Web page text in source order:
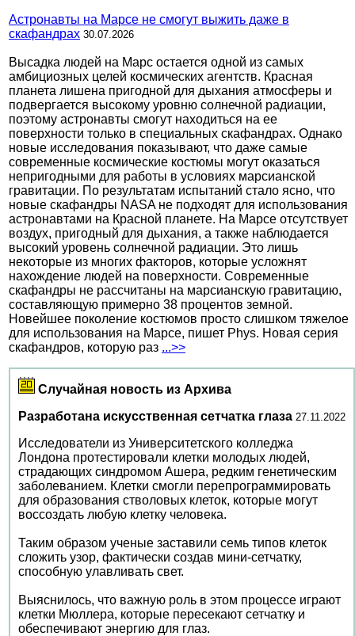
Астронавты на Марсе не смогут выжить даже в
скафандрах 30.07.2026
Высадка людей на Марс остается одной из самых
амбициозных целей космических агентств. Красная
планета лишена пригодной для дыхания атмосферы и
подвергается высокому уровню солнечной радиации,
поэтому астронавты смогут находиться на ее
поверхности только в специальных скафандрах. Однако
новые исследования показывают, что даже самые
современные космические костюмы могут оказаться
непригодными для работы в условиях марсианской
гравитации. По результатам испытаний стало ясно, что
новые скафандры NASA не подходят для использования
астронавтами на Красной планете. На Марсе отсутствует
воздух, пригодный для дыхания, а также наблюдается
высокий уровень солнечной радиации. Это лишь
некоторые из многих факторов, которые усложнят
нахождение людей на поверхности. Современные
скафандры не рассчитаны на марсианскую гравитацию,
составляющую примерно 38 процентов земной.
Новейшее поколение костюмов просто слишком тяжелое
для использования на Марсе, пишет Phys. Новая серия
скафандров, которую раз ...>>
Случайная новость из Архива
Разработана искусственная сетчатка глаза 27.11.2022
Исследователи из Университетского колледжа
Лондона протестировали клетки молодых людей,
страдающих синдромом Ашера, редким генетическим
заболеванием. Клетки смогли перепрограммировать
для образования стволовых клеток, которые могут
воссоздать любую клетку человека.
Таким образом ученые заставили семь типов клеток
сложить узор, фактически создав мини-сетчатку,
способную улавливать свет.
Выяснилось, что важную роль в этом процессе играют
клетки Мюллера, которые пересекают сетчатку и
обеспечивают энергию для глаз.